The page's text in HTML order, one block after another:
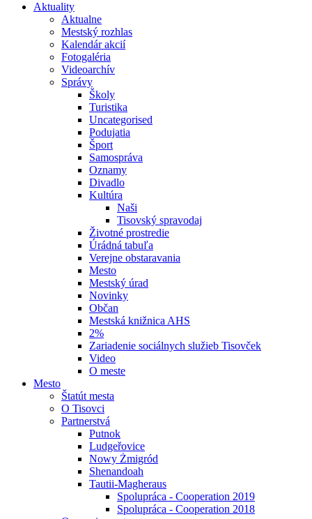
Aktuality
Aktualne
Mestský rozhlas
Kalendár akcií
Fotogaléria
Videoarchív
Správy
Školy
Turistika
Uncategorised
Podujatia
Šport
Samospráva
Oznamy
Divadlo
Kultúra
Naši
Tisovský spravodaj
Životné prostredie
Úrádná tabuľa
Verejne obstaravania
Mesto
Mestský úrad
Novinky
Občan
Mestská knižnica AHS
2%
Zariadenie sociálnych služieb Tisovček
Video
O meste
Mesto
Štatút mesta
O Tisovci
Partnerstvá
Putnok
Ludgeřovice
Nowy Żmigród
Shenandoah
Tautii-Magheraus
Spolupráca - Cooperation 2019
Spolupráca - Cooperation 2018